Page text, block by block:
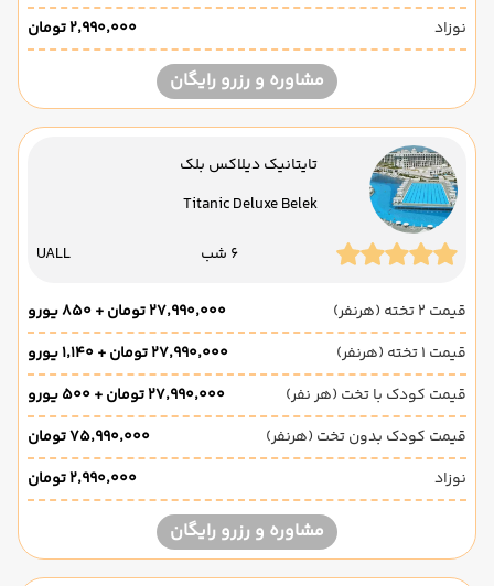
نوزاد
۲٬۹۹۰٬۰۰۰ تومان
مشاوره و رزرو رایگان
تایتانیک دیلاکس بلک
Titanic Deluxe Belek
6 شب UALL
قیمت 2 تخته (هرنفر)
۲۷٬۹۹۰٬۰۰۰ تومان + ۸۵۰ یورو
قیمت 1 تخته (هرنفر)
۲۷٬۹۹۰٬۰۰۰ تومان + ۱٬۱۴۰ یورو
قیمت کودک با تخت (هر نفر)
۲۷٬۹۹۰٬۰۰۰ تومان + ۵۰۰ یورو
قیمت کودک بدون تخت (هرنفر)
۷۵٬۹۹۰٬۰۰۰ تومان
نوزاد
۲٬۹۹۰٬۰۰۰ تومان
مشاوره و رزرو رایگان